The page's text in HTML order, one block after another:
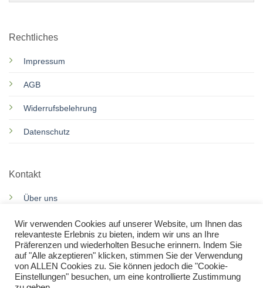
Rechtliches
Impressum
AGB
Widerrufsbelehrung
Datenschutz
Kontakt
Über uns
Motorroller Services
Rennkarts Services
Kontakt
Wir verwenden Cookies auf unserer Website, um Ihnen das
relevanteste Erlebnis zu bieten, indem wir uns an Ihre
Präferenzen und wiederholten Besuche erinnern. Indem Sie
auf "Alle akzeptieren" klicken, stimmen Sie der Verwendung
von ALLEN Cookies zu. Sie können jedoch die "Cookie-
Einstellungen" besuchen, um eine kontrollierte Zustimmung